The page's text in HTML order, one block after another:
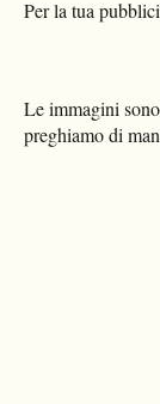
Per la tua
Le immagini
preghiamo di